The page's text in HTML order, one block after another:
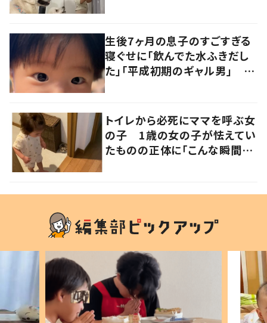
生後7ヶ月の息子のすごすぎる
寝ぐせに「飲んでた水ふきだし
た」「平成初期のギャル男」 実
トイレから必死にママを呼ぶ女
の子 1歳の女の子が怯えてい
たものの正体に「こんな瞬間